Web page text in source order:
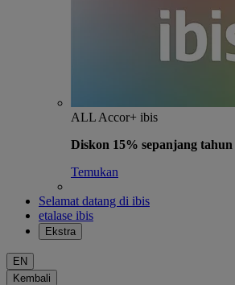
ALL Accor+ ibis
Diskon 15% sepanjang tahun
Temukan
Selamat datang di ibis
etalase ibis
Ekstra
EN
Kembali